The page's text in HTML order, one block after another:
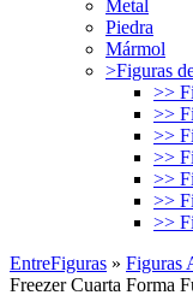
Metal
Piedra
Mármol
>Figuras
>>
>>
>>
>>
>>
>>
>>
EntreFiguras » Figuras
Freezer Cuarta Forma